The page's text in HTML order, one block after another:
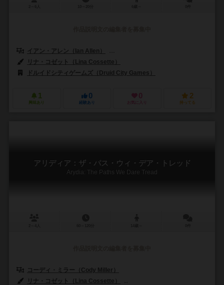
イアン・アレン（Ian Allen）
リナ・コゼット（Lina Cossette）
ドルイドシティゲームズ（Druid City Games）
1
興味あり
0
経験あり
0
お気に入り
2
持ってる
アリディア：ザ・パス・ウィ・デア・トレッド
Arydia: The Paths We Dare Tread
コーディ・ミラー（Cody Miller）
リナ・コゼット（Lina Cossette）